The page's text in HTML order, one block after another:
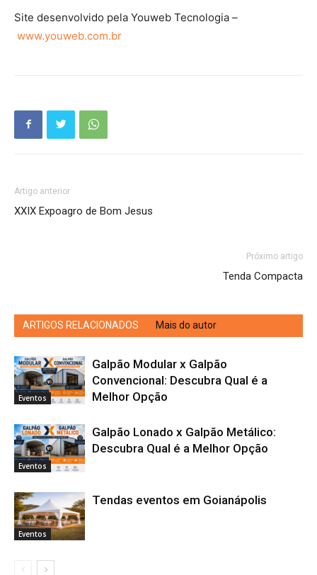
Site desenvolvido pela Youweb Tecnologia –
www.youweb.com.br
Artigo anterior
XXIX Expoagro de Bom Jesus
Próximo artigo
Tenda Compacta
ARTIGOS RELACIONADOS Mais do autor
Eventos
Galpão Modular x Galpão
Convencional: Descubra Qual é a
Melhor Opção
Eventos
Galpão Lonado x Galpão Metálico:
Descubra Qual é a Melhor Opção
Eventos
Tendas eventos em Goianápolis